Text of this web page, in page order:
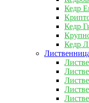
Кедр
Кедр
Кедр